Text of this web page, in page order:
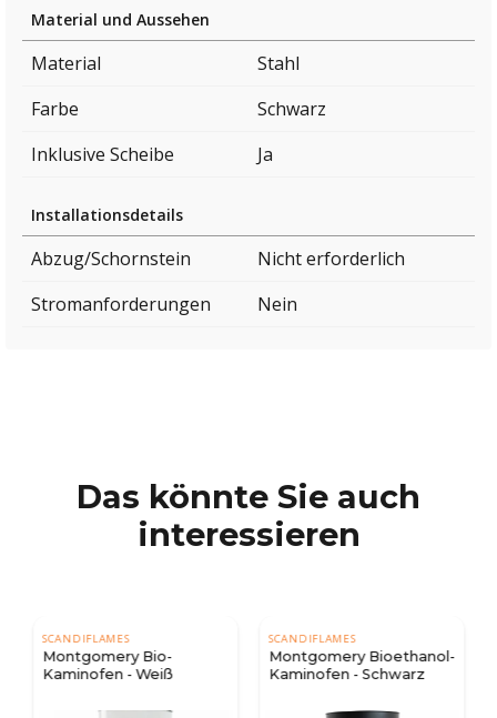
Material und Aussehen
Material
Stahl
Farbe
Schwarz
Inklusive Scheibe
Ja
Installationsdetails
Abzug/Schornstein
Nicht erforderlich
Stromanforderungen
Nein
Das könnte Sie auch
interessieren
SCANDIFLAMES
Montgomery Bio-
Kaminofen - Weiß
SCANDIFLAMES
Montgomery Bioethanol-
Kaminofen - Schwarz